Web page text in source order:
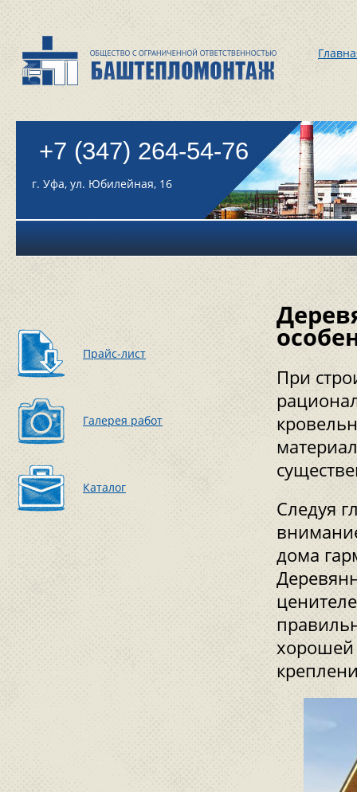
+7 (347) 264-54-76
г. Уфа, ул. Юбилейная, 16
Прайс-лист
Галерея работ
Каталог
При
Следуя
дома
хорошей